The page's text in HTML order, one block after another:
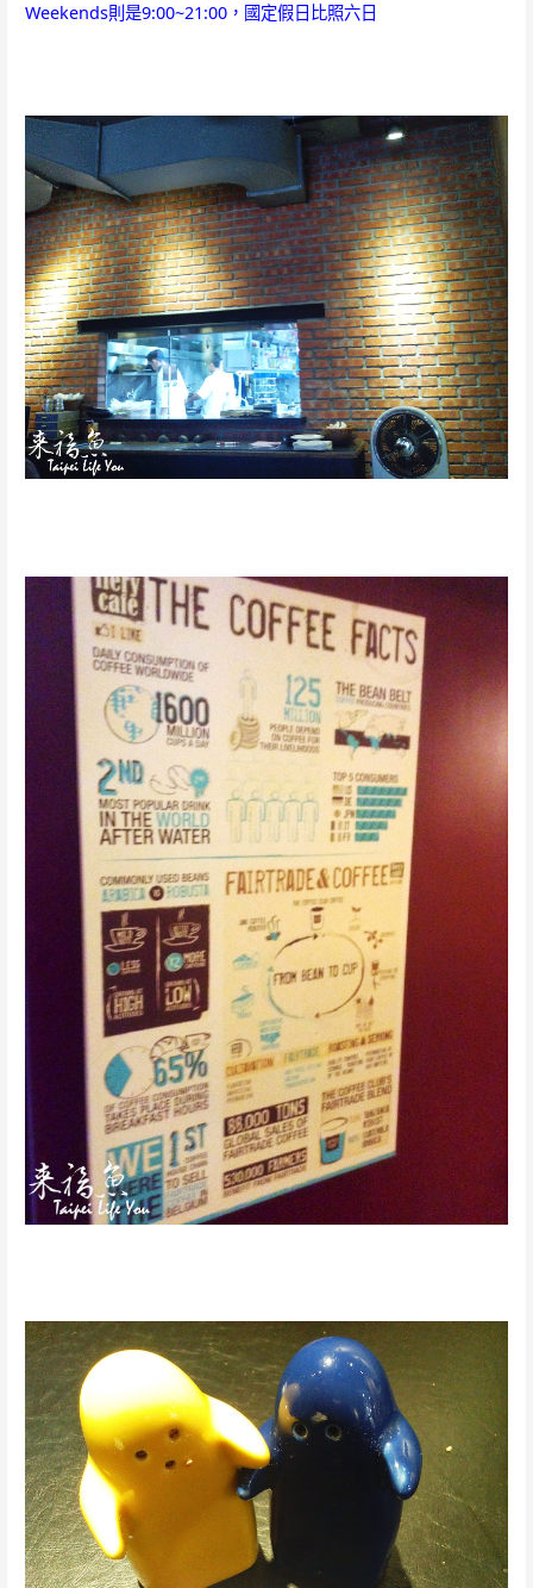
Weekends則是9:00~21:00，國定假日比照六日